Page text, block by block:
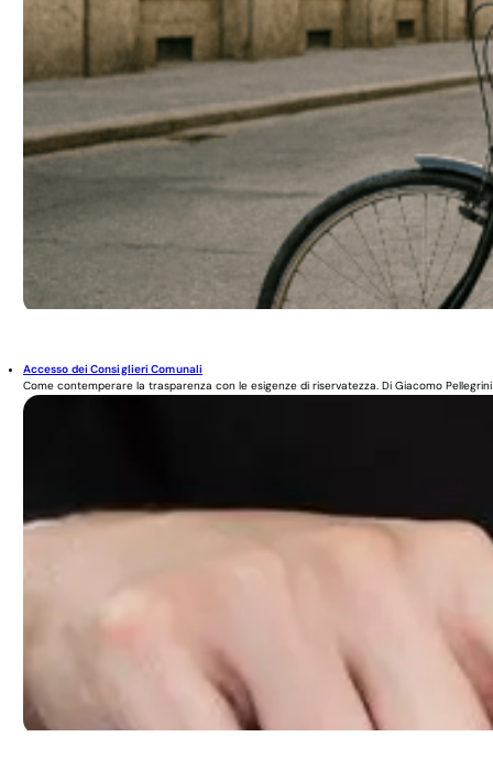
Accesso dei Consiglieri Comunali
Come contemperare la trasparenza con le esigenze di riservatezza. Di Giacomo